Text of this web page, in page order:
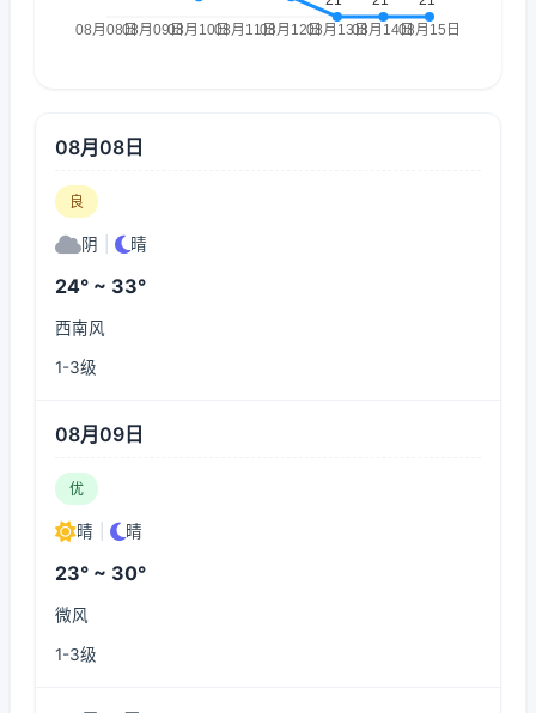
08月08日
良
阴 晴
24° ~ 33°
西南风
1-3级
08月09日
优
晴 晴
23° ~ 30°
微风
1-3级